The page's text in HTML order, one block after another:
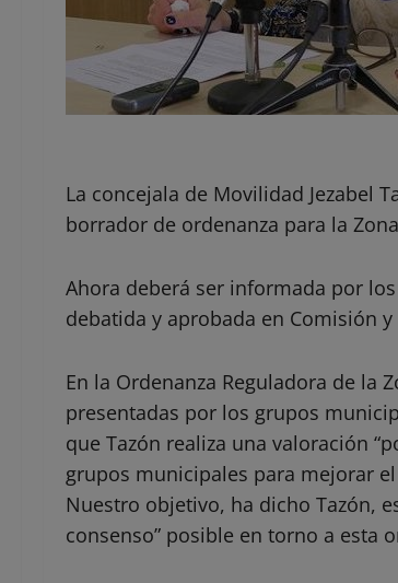
La concejala de Movilidad Jezabel
borrador de ordenanza para la
Ahora deberá ser informada por
debatida y aprobada en Comisión y
En la Ordenanza Reguladora de la
presentadas por los grupos
que Tazón realiza una valoración
grupos municipales para mejorar
Nuestro objetivo, ha dicho Tazón,
consenso” posible en torno a esta